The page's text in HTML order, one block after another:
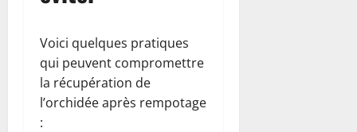
Voici quelques pratiques
qui peuvent compromettre
la récupération de
l’orchidée après rempotage
: